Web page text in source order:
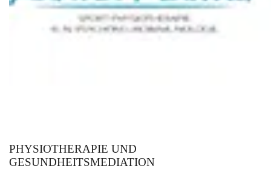
PHYSIOTHERAPIE UND
GESUNDHEITSMEDIATION